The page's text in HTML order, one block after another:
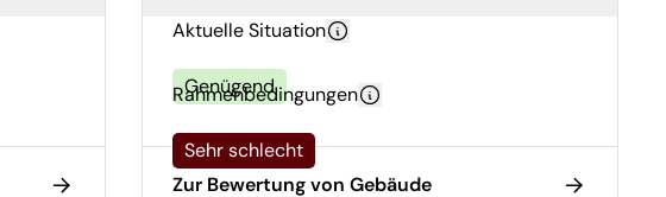
Aktuelle Situation
Genügend
Rahmenbedingungen
Sehr schlecht
Zur Bewertung von Gebäude